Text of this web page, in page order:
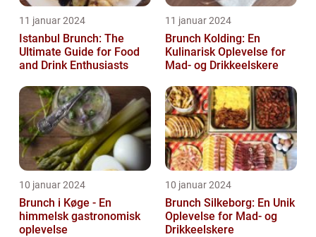
11 januar 2024
Istanbul Brunch: The
Ultimate Guide for Food
and Drink Enthusiasts
11 januar 2024
Brunch Kolding: En
Kulinarisk Oplevelse for
Mad- og Drikkeelskere
10 januar 2024
Brunch i Køge - En
himmelsk gastronomisk
oplevelse
10 januar 2024
Brunch Silkeborg: En Unik
Oplevelse for Mad- og
Drikkeelskere